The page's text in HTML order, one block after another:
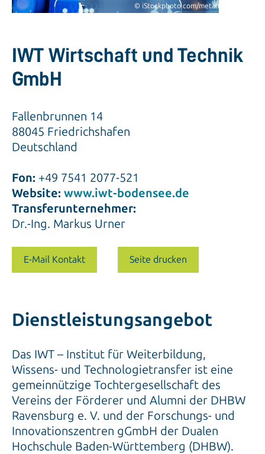
© iStockphoto.com/metamorworks
IWT Wirtschaft und Technik
GmbH
Fallenbrunnen 14
88045 Friedrichshafen
Deutschland
Fon: +49 7541 2077-521
Website: www.iwt-bodensee.de
Transferunternehmer:
Dr.-Ing. Markus Urner
E-Mail Kontakt Seite drucken
Dienstleistungsangebot
Das IWT – Institut für Weiterbildung,
Wissens- und Technologietransfer ist eine
gemeinnützige Tochtergesellschaft des
Vereins der Förderer und Alumni der DHBW
Ravensburg e. V. und der Forschungs- und
Innovationszentren gGmbH der Dualen
Hochschule Baden-Württemberg (DHBW).